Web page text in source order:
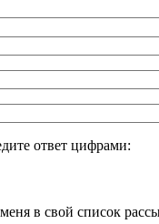
ответ цифрами:
в свой список